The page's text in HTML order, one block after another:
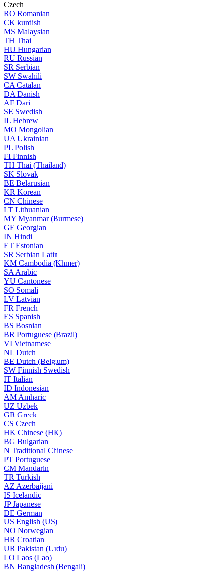
Czech
RO Romanian
CK kurdish
MS Malaysian
TH Thai
HU Hungarian
RU Russian
SR Serbian
SW Swahili
CA Catalan
DA Danish
AF Dari
SE Swedish
IL Hebrew
MO Mongolian
UA Ukrainian
PL Polish
FI Finnish
TH Thai (Thailand)
SK Slovak
BE Belarusian
KR Korean
CN Chinese
LT Lithuanian
MY Myanmar (Burmese)
GE Georgian
IN Hindi
ET Estonian
SR Serbian Latin
KM Cambodia (Khmer)
SA Arabic
YU Cantonese
SO Somali
LV Latvian
FR French
ES Spanish
BS Bosnian
BR Portuguese (Brazil)
VI Vietnamese
NL Dutch
BE Dutch (Belgium)
SW Finnish Swedish
IT Italian
ID Indonesian
AM Amharic
UZ Uzbek
GR Greek
CS Czech
HK Chinese (HK)
BG Bulgarian
N Traditional Chinese
PT Portuguese
CM Mandarin
TR Turkish
AZ Azerbaijani
IS Icelandic
JPJapanese
DE German
US English (US)
NO Norwegian
HR Croatian
UR Pakistan (Urdu)
LO Laos (Lao)
BN Bangladesh (Bengali)